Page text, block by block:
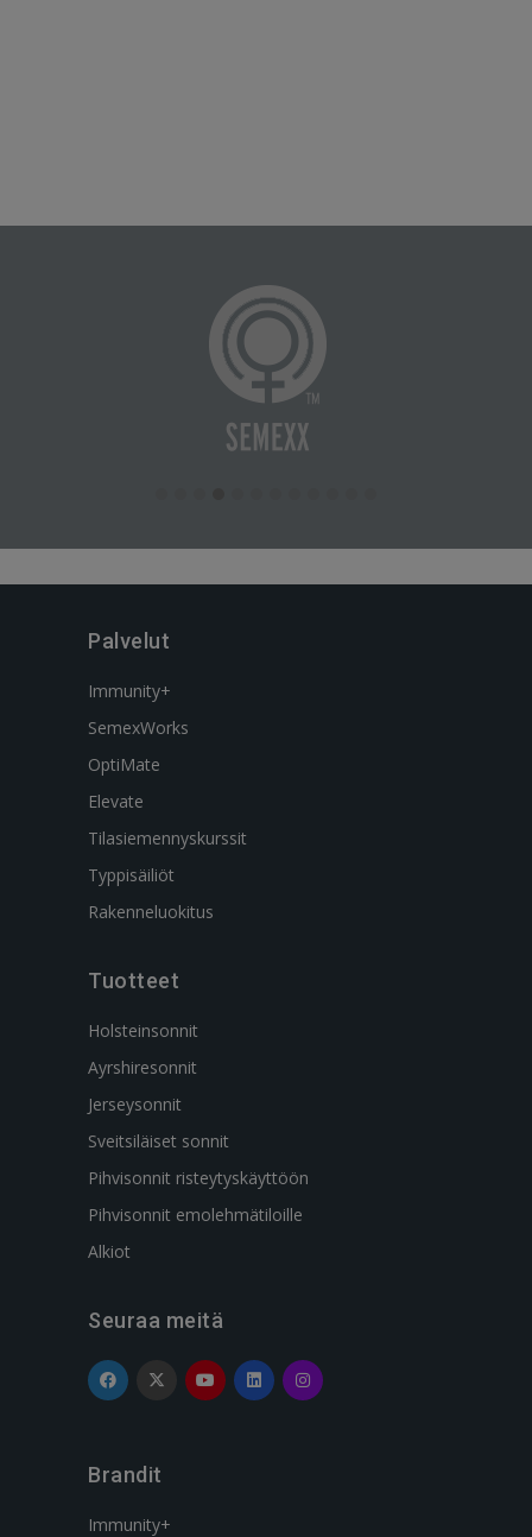
Palvelut
Immunity+
SemexWorks
OptiMate
Elevate
Tilasiemennyskurssit
Typpisäiliöt
Rakenneluokitus
Tuotteet
Holsteinsonnit
Ayrshiresonnit
Jerseysonnit
Sveitsiläiset sonnit
Pihvisonnit risteytyskäyttöön
Pihvisonnit emolehmätiloille
Alkiot
Seuraa meitä
Brandit
Immunity+